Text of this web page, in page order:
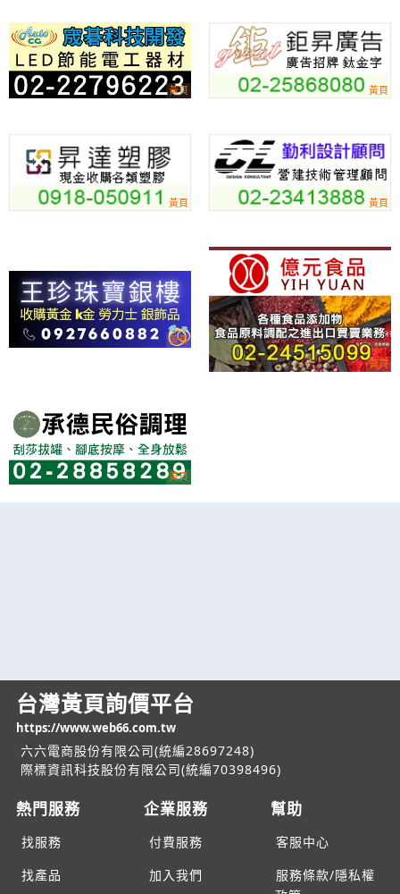
台灣黃頁詢價平台
https://www.web66.com.tw
六六電商股份有限公司(統編28697248)
際標資訊科技股份有限公司(統編70398496)
熱門服務
找服務
找產品
企業服務
付費服務
加入我們
幫助
客服中心
服務條款/隱私權